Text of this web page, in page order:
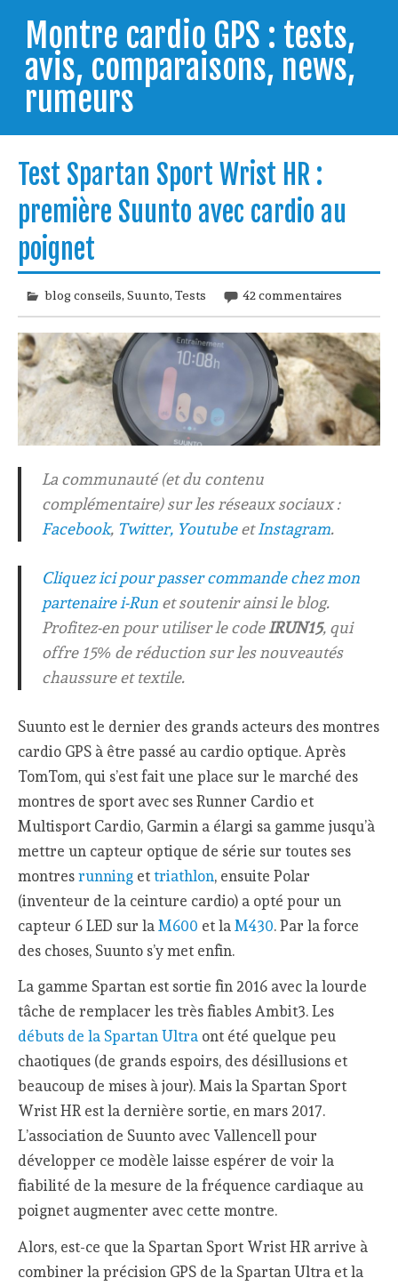
contentMontre cardio GPS : tests,
avis, comparaisons, news,
rumeurs
trouver celle qui répondra à vos besoins et
comprendre comment bien l'utiliser.
Test Spartan Sport Wrist HR :
première Suunto avec cardio au
poignet
blog conseils,Suunto,Tests 42 commentaires
La communauté (et du contenu
complémentaire) sur les réseaux sociaux :
Facebook, Twitter, YoutubeetInstagram.
Cliquez ici pour passer commande chez mon
partenaire i-Runet soutenir ainsi le blog.
Profitez-en pour utiliser le codeIRUN15, qui
offre 15% de réduction sur les nouveautés
chaussure et textile.
Suunto est le dernier des grands acteurs des montres
cardio GPS à être passé au cardio optique. Après
TomTom, qui s’est fait une place sur le marché des
montres de sport avec ses Runner Cardio et
Multisport Cardio, Garmin a élargi sa gamme jusqu’à
mettre un capteur optique de série sur toutes ses
montresrunning ettriathlon, ensuite Polar
(inventeur de la ceinture cardio) a opté pour un
capteur 6 LED sur laM600 et laM430. Par la force
des choses, Suunto s’y met enfin.
La gamme Spartan est sortie fin 2016 avec la lourde
tâche de remplacer les très fiables Ambit3. Les
débuts de la Spartan Ultra ont été quelque peu
chaotiques (de grands espoirs, des désillusions et
beaucoup de mises à jour). Mais la Spartan Sport
Wrist HR est la dernière sortie, en mars 2017.
L’association de Suunto avec Vallencell pour
développer ce modèle laisse espérer de voir la
fiabilité de la mesure de la fréquence cardiaque au
poignet augmenter avec cette montre.
Alors, est-ce que la Spartan Sport Wrist HR arrive à
combiner la précision GPS de la Spartan Ultra et la